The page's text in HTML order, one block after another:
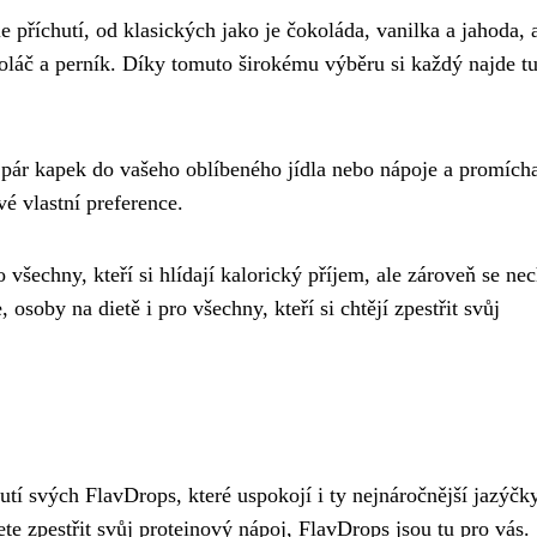
příchutí, od klasických jako je čokoláda, vanilka a jahoda,
a perník. Díky tomuto širokému výběru si každý najde
kapek do vašeho oblíbeného jídla nebo nápoje a
vlastní preference.
kteří si hlídají kalorický příjem, ale zároveň se
osoby na dietě i pro všechny, kteří si chtějí zpestřit svůj
svých FlavDrops, které uspokojí i ty nejnáročnější
zpestřit svůj proteinový nápoj, FlavDrops jsou tu pro vás.